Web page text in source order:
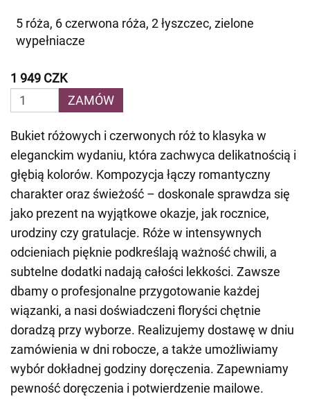
5 róża, 6 czerwona róża, 2 łyszczec, zielone
wypełniacze
1 949 CZK
ZAMÓW
Bukiet różowych i czerwonych róż to klasyka w
eleganckim wydaniu, która zachwyca delikatnością i
głębią kolorów. Kompozycja łączy romantyczny
charakter oraz świeżość – doskonale sprawdza się
jako prezent na wyjątkowe okazje, jak rocznice,
urodziny czy gratulacje. Róże w intensywnych
odcieniach pięknie podkreślają ważność chwili, a
subtelne dodatki nadają całości lekkości. Zawsze
dbamy o profesjonalne przygotowanie każdej
wiązanki, a nasi doświadczeni floryści chętnie
doradzą przy wyborze. Realizujemy dostawę w dniu
zamówienia w dni robocze, a także umożliwiamy
wybór dokładnej godziny doręczenia. Zapewniamy
pewność doręczenia i potwierdzenie mailowe.